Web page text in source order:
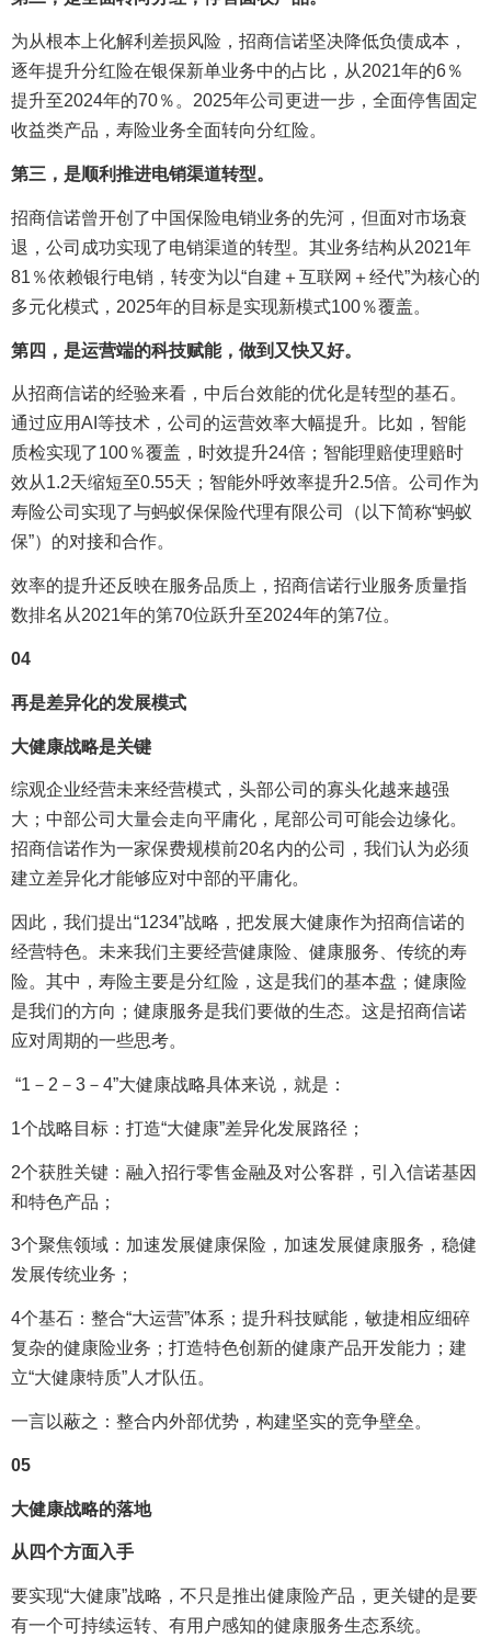
为从根本上化解利差损风险，招商信诺坚决降低负债成本，
逐年提升分红险在银保新单业务中的占比，从2021年的6％
提升至2024年的70％。2025年公司更进一步，全面停售固定
收益类产品，寿险业务全面转向分红险。
第三，是顺利推进电销渠道转型。
招商信诺曾开创了中国保险电销业务的先河，但面对市场衰
退，公司成功实现了电销渠道的转型。其业务结构从2021年
81％依赖银行电销，转变为以“自建＋互联网＋经代”为核心的
多元化模式，2025年的目标是实现新模式100％覆盖。
第四，是运营端的科技赋能，做到又快又好。
从招商信诺的经验来看，中后台效能的优化是转型的基石。
通过应用AI等技术，公司的运营效率大幅提升。比如，智能
质检实现了100％覆盖，时效提升24倍；智能理赔使理赔时
效从1.2天缩短至0.55天；智能外呼效率提升2.5倍。公司作为
寿险公司实现了与蚂蚁保保险代理有限公司（以下简称“蚂蚁
保”）的对接和合作。
效率的提升还反映在服务品质上，招商信诺行业服务质量指
数排名从2021年的第70位跃升至2024年的第7位。
04
再是差异化的发展模式
大健康战略是关键
综观企业经营未来经营模式，头部公司的寡头化越来越强
大；中部公司大量会走向平庸化，尾部公司可能会边缘化。
招商信诺作为一家保费规模前20名内的公司，我们认为必须
建立差异化才能够应对中部的平庸化。
因此，我们提出“1234”战略，把发展大健康作为招商信诺的
经营特色。未来我们主要经营健康险、健康服务、传统的寿
险。其中，寿险主要是分红险，这是我们的基本盘；健康险
是我们的方向；健康服务是我们要做的生态。这是招商信诺
应对周期的一些思考。
“1－2－3－4”大健康战略具体来说，就是：
1个战略目标：打造“大健康”差异化发展路径；
2个获胜关键：融入招行零售金融及对公客群，引入信诺基因
和特色产品；
3个聚焦领域：加速发展健康保险，加速发展健康服务，稳健
发展传统业务；
4个基石：整合“大运营”体系；提升科技赋能，敏捷相应细碎
复杂的健康险业务；打造特色创新的健康产品开发能力；建
立“大健康特质”人才队伍。
一言以蔽之：整合内外部优势，构建坚实的竞争壁垒。
05
大健康战略的落地
从四个方面入手
要实现“大健康”战略，不只是推出健康险产品，更关键的是要
有一个可持续运转、有用户感知的健康服务生态系统。